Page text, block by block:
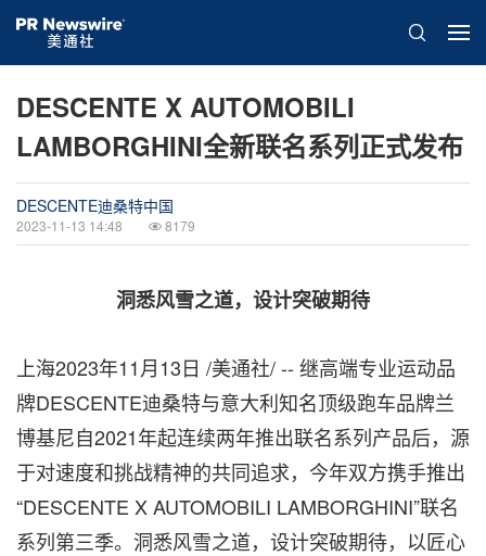
DESCENTE X AUTOMOBILI
LAMBORGHINI全新联名系列正式发布
DESCENTE迪桑特中国
2023-11-13 14:48 8179
洞悉风雪之道，设计突破期待
上海2023年11月13日 /美通社/ -- 继高端专业运动品
牌DESCENTE迪桑特与意大利知名顶级跑车品牌兰
博基尼自2021年起连续两年推出联名系列产品后，源
于对速度和挑战精神的共同追求，今年双方携手推出
“DESCENTE X AUTOMOBILI LAMBORGHINI”联名
系列第三季。洞悉风雪之道，设计突破期待，以匠心